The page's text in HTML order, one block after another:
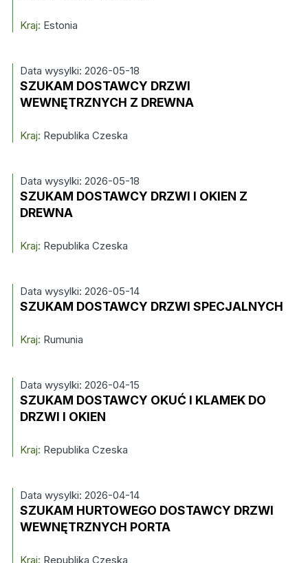
Kraj: Estonia
Data wysylki: 2026-05-18
SZUKAM DOSTAWCY DRZWI
WEWNĘTRZNYCH Z DREWNA
Kraj: Republika Czeska
Data wysylki: 2026-05-18
SZUKAM DOSTAWCY DRZWI I OKIEN Z
DREWNA
Kraj: Republika Czeska
Data wysylki: 2026-05-14
SZUKAM DOSTAWCY DRZWI SPECJALNYCH
Kraj: Rumunia
Data wysylki: 2026-04-15
SZUKAM DOSTAWCY OKUĆ I KLAMEK DO
DRZWI I OKIEN
Kraj: Republika Czeska
Data wysylki: 2026-04-14
SZUKAM HURTOWEGO DOSTAWCY DRZWI
WEWNĘTRZNYCH PORTA
Kraj: Republika Czeska